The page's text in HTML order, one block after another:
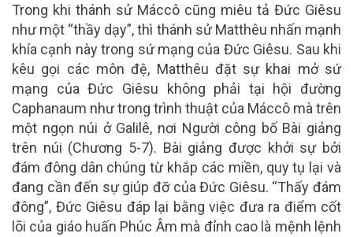
Trong khi thánh sử Máccô cũng miêu tả Đức Giêsu
như một “thầy dạy”, thì thánh sử Matthêu nhấn mạnh
khía cạnh này trong sứ mạng của Đức Giêsu. Sau khi
kêu gọi các môn đệ, Matthêu đặt sự khai mở sứ
mạng của Đức Giêsu không phải tại hội đường
Caphanaum như trong trình thuật của Máccô mà trên
một ngọn núi ở Galilê, nơi Người công bố Bài giảng
trên núi (Chương 5-7). Bài giảng được khởi sự bởi
đám đông dân chúng từ khắp các miền, quy tụ lại và
đang cần đến sự giúp đỡ của Đức Giêsu. “Thấy đám
đông”, Đức Giêsu đáp lại bằng việc đưa ra điểm cốt
lõi của giáo huấn Phúc Âm mà đỉnh cao là mệnh lệnh